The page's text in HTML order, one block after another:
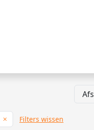
Filters wissen